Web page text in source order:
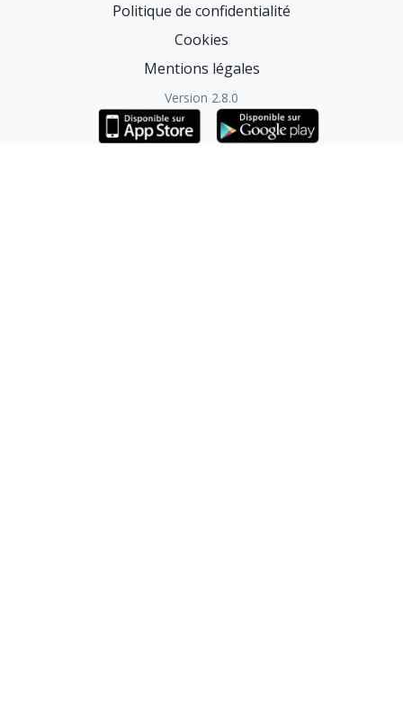
Politique de confidentialité
Cookies
Mentions légales
Version 2.8.0